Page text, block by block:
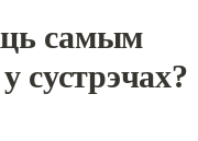
самым
сустрэчах?